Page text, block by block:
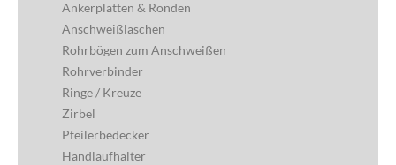
Ankerplatten & Ronden
Anschweißlaschen
Rohrbögen zum Anschweißen
Rohrverbinder
Ringe / Kreuze
Zirbel
Pfeilerbedecker
Handlaufhalter